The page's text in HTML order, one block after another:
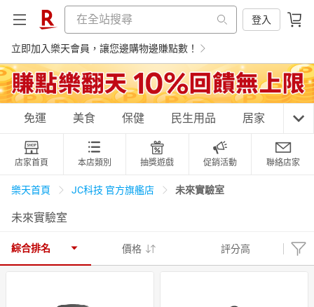
登入
立即加入樂天會員，讓您邊購物邊賺點數！
購物網分類
天天免運 美食蛋糕 養生保健
居家生活 3C家電 親子玩具
免運 美食 保健 民生用品 居家 3C
店家首頁 本店類別 抽獎遊戲 促銷活動 聯絡店家
樂天首頁 JC科技 官方旗艦店 未來實驗室
未來實驗室
綜合排名 價格 評分高